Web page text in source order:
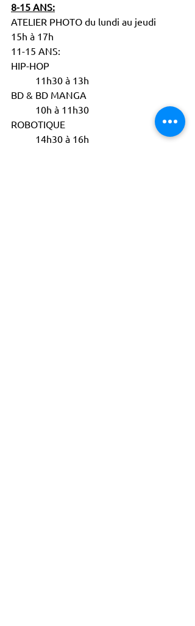
8-15 ANS:
ATELIER PHOTO du lundi au jeudi
15h à 17h
11-15 ANS:
HIP-HOP
	11h30 à 13h
BD & BD MANGA
	10h à 11h30
ROBOTIQUE
	14h30 à 16h